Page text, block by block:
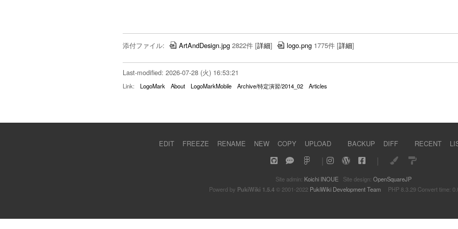
添付ファイル: ArtAndDesign.jpg 2822件 [詳細] logo.png 1775件 [詳細]
Last-modified: 2026-07-28 (火) 16:53:21
Link: LogoMark About LogoMarkMobile Archive/特定演習/2014_02 Articles
EDIT FREEZE RENAME NEW COPY UPLOAD BACKUP DIFF RECENT
Site admin: Koichi INOUE Site design: OpenSquareJP
Powerd by PukiWiki 1.5.4© 2001-2022 PukiWiki Development TeamPHP 8.3.29 Convert time: